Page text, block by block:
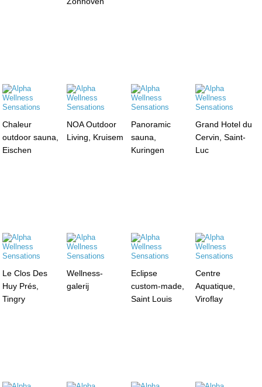
Chaleur
outdoor sauna,
Eischen
NOA Outdoor
Living, Kruisem
Panoramic
sauna,
Kuringen
Grand Hotel du
Cervin, Saint-
Luc
Le Clos Des
Huy Prés,
Tingry
Wellness-
galerij
Eclipse
custom-made,
Saint Louis
Centre
Aquatique,
Viroflay